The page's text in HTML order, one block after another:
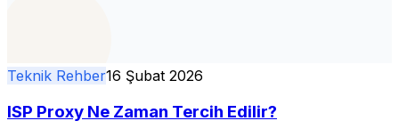
Teknik Rehber16 Şubat 2026
ISP Proxy Ne Zaman Tercih Edilir?